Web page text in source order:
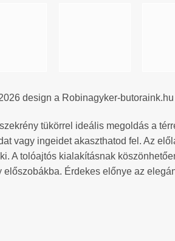
design a Robinagyker-
tükörrel ideális megoldás a
vagy ingeidet akaszthatod fel. Az
A tolóajtós kialakításnak
előszobákba. Érdekes előnye az